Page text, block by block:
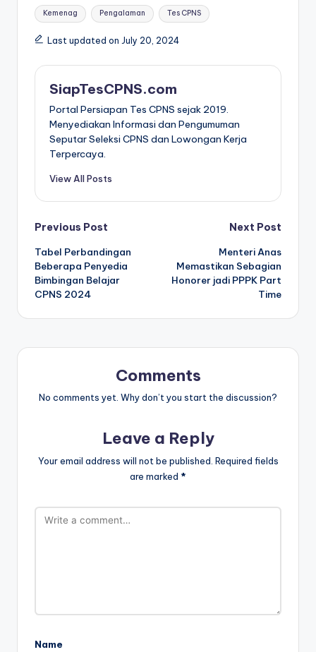
Tags:
Kemenag Pengalaman Tes CPNS
Last updated on July 20, 2024
SiapTesCPNS.com
Portal Persiapan Tes CPNS sejak 2019.
Menyediakan Informasi dan Pengumuman
Seputar Seleksi CPNS dan Lowongan Kerja
Terpercaya.
View All Posts
Post
navigation
Previous Post
Tabel Perbandingan
Beberapa Penyedia
Bimbingan Belajar
CPNS 2024
Next Post
Menteri Anas
Memastikan Sebagian
Honorer jadi PPPK Part
Time
Comments
No comments yet. Why don’t you start the discussion?
Leave a Reply
Your email address will not be published. Required fields
are marked *
Name